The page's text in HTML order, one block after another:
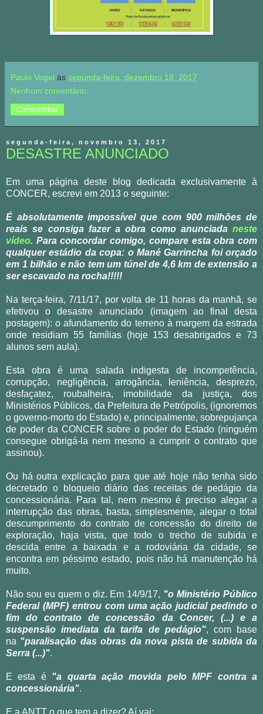
Paulo Vogel às segunda-feira, dezembro 18, 2017
Nenhum comentário:
Compartilhar
segunda-feira, novembro 13, 2017
DESASTRE ANUNCIADO
Em uma página deste blog dedicada exclusivamente à
CONCER, escrevi em 2013 o seguinte:
É absolutamente impossível que com 900 milhões de
reais se consiga fazer a obra como anunciada neste
vídeo. Para concordar comigo, compare esta obra com
qualquer estádio da copa: o Mané Garrincha foi orçado
em 1 bilhão e não tem um túnel de 4,6 km de extensão a
ser escavado na rocha!!!!!
Na terça-feira, 7/11/17, por volta de 11 horas da manhã, se
efetivou o desastre anunciado (imagem ao final desta
postagem): o afundamento do terreno à margem da estrada
onde residiam 55 famílias (hoje 153 desabrigados e 73
alunos sem aula).
Esta obra é uma salada indigesta de incompetência,
corrupção, negligência, arrogância, leniência, desprezo,
desfaçatez, roubalheira, imobilidade da justiça, dos
Ministérios Públicos, da Prefeitura de Petrópolis, (ignoremos
o governo-morto do Estado) e, principalmente, sobrepujança
de poder da CONCER sobre o poder do Estado (ninguém
consegue obrigá-la nem mesmo a cumprir o contrato que
assinou).
Ou há outra explicação para que até hoje não tenha sido
decretado o bloqueio diário das receitas de pedágio da
concessionária. Para tal, nem mesmo é preciso alegar a
interrupção das obras, basta, simplesmente, alegar o total
descumprimento do contrato de concessão do direito de
exploração, haja vista, que todo o trecho de subida e
descida entre a baixada e a rodoviária da cidade, se
encontra em péssimo estado, pois não há manutenção há
muito.
Não sou eu quem o diz. Em 14/9/17, "o Ministério Público
Federal (MPF) entrou com uma ação judicial pedindo o
fim do contrato de concessão da Concer, (...) e a
suspensão imediata da tarifa de pedágio", com base
na "paralisação das obras da nova pista de subida da
Serra (...)".
E esta é "a quarta ação movida pelo MPF contra a
concessionária".
E a ANTT o que tem a dizer? Aí vai: